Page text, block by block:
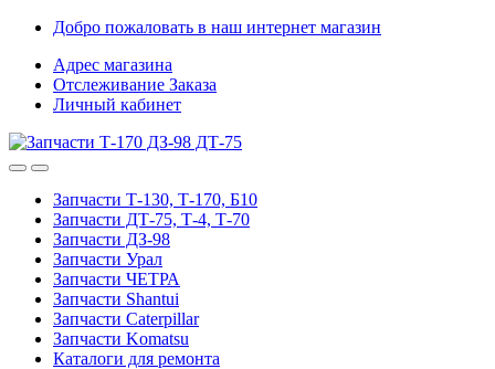
Skip
navigation
Skip
content
Добро пожаловать в наш интернет магазин
Адрес магазина
Отслеживание Заказа
Личный кабинет
Запчасти Т-130, Т-170, Б10
Запчасти ДТ-75, Т-4, Т-70
Запчасти ДЗ-98
Запчасти Урал
Запчасти ЧЕТРА
Запчасти Shantui
Запчасти Caterpillar
Запчасти Komatsu
Каталоги для ремонта